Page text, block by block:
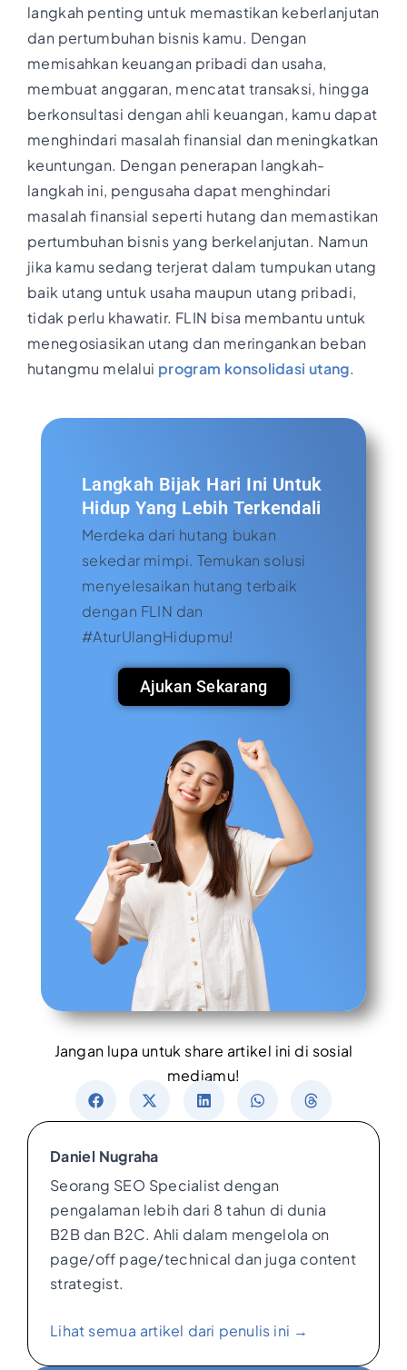
langkah penting untuk memastikan keberlanjutan
dan pertumbuhan bisnis kamu. Dengan
memisahkan keuangan pribadi dan usaha,
membuat anggaran, mencatat transaksi, hingga
berkonsultasi dengan ahli keuangan, kamu dapat
menghindari masalah finansial dan meningkatkan
keuntungan. Dengan penerapan langkah-
langkah ini, pengusaha dapat menghindari
masalah finansial seperti hutang dan memastikan
pertumbuhan bisnis yang berkelanjutan. Namun
jika kamu sedang terjerat dalam tumpukan utang
baik utang untuk usaha maupun utang pribadi,
tidak perlu khawatir. FLIN bisa membantu untuk
menegosiasikan utang dan meringankan beban
hutangmu melalui program konsolidasi utang.
Langkah Bijak Hari Ini Untuk
Hidup Yang Lebih Terkendali
Merdeka dari hutang bukan
sekedar mimpi. Temukan solusi
menyelesaikan hutang terbaik
dengan FLIN dan
#AturUlangHidupmu!
Ajukan Sekarang
Jangan lupa untuk share artikel ini di sosial
mediamu!
Daniel Nugraha
Seorang SEO Specialist dengan
pengalaman lebih dari 8 tahun di dunia
B2B dan B2C. Ahli dalam mengelola on
page/off page/technical dan juga content
strategist.
Lihat semua artikel dari penulis ini →